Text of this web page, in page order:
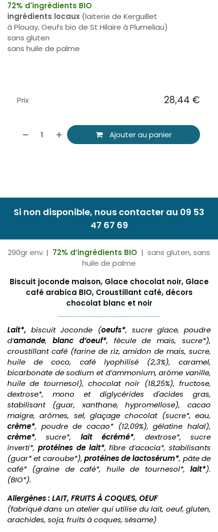
72% d'ingrédients BIO
ingrédients locaux (laiterie de Kerguillet
à Plouay, Oeufs bio de St Hilaire à Plumeliau)
sans gluten
sans huile de palme
Ajouter au panier
Prix 28,44 €
Si non disponible, nous contacter au 09 53
47 67 69
290gr env. | 72% d’ingrédients BIO | sans gluten, sans
huile de palme
Biscuit joconde maison, Glace chocolat noir, Glace
café arabica BIO, Croustillant café, décors
chocolat blanc et noir
Lait*,biscuit Joconde (oeufs*, sucre glace, poudre
d’amande, blanc d’oeuf*, fécule de maïs, sucre*),
croustillant café (farine de riz, amidon de maïs, sucre,
huile de coco, café lyophilisé (2,3%), caramel,
bicarbonate de sodium et d’ammonium, arôme vanille,
huile de tournesol), chocolat noir (18,25%), fructose,
dextrose*, mono et diglycérides d'acides gras,
stabilisant (guar, xanthane, hypromellose), cacao
maigre, arômes, sel, glaçage chocolat (sucre*, eau,
crème*, poudre de cacao* (12,09%), gélatine halal),
crème*, sucre*, lait écrémé*, dextrose*, sucre
inverti*, protéines de lait*, fibre d’acacia*, stabilisants
(guar* et caroube*), protéines de lactosérum*, pâte de
café* (graine de café*, huile de tournesol*, lait*).
(BIO*).
Allergènes : LAIT, FRUITS À COQUES, OEUF
(fabriqué dans un atelier qui utilise du lait, oeuf, gluten,
arachides, soja, fruits à coques, sésame)